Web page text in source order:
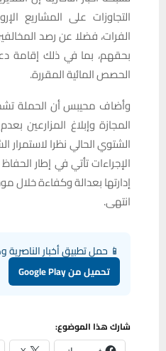
التجاوزات على المشاريع
الفرات، فضلا عن رصد
بحقهم، بما في ذلك إقامة
الحصص المائية المقررة.
وأضاف محيبس أن الحملة
المجازة وإبلاغ المزارعين
الشتوي الحالي نظرا لاستمرار
الإجراءات تأتي في إطار
إدارتها بعدالة وكفاءة خلال
انتهى.
📱 حمل تطبيق أخبار
تحميل من Google Play
شارك هذا الموضوع: